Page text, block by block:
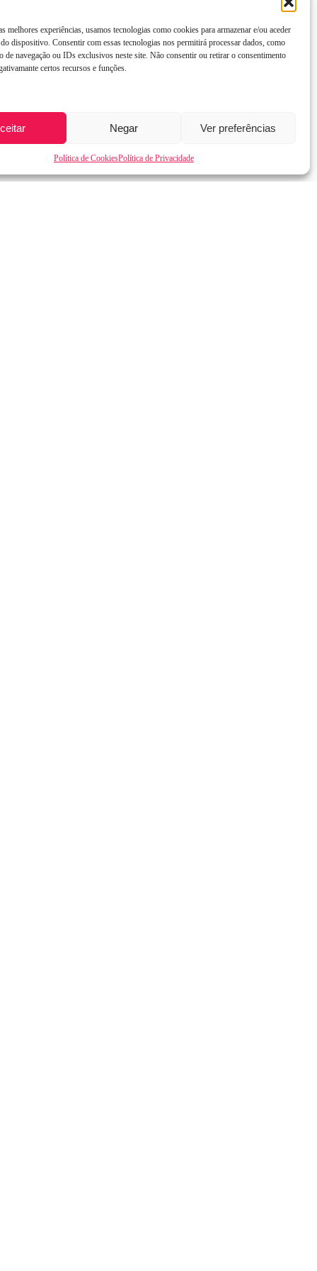
melhores experiências, usamos tecnologias como cookies para armazenar e/ou aceder
dispositivo. Consentir com essas tecnologias nos permitirá processar dados, como
de navegação ou IDs exclusivos neste site. Não consentir ou retirar o consentimento
certos recursos e funções.
Negar Ver preferências
Política de CookiesPolítica de Privacidade